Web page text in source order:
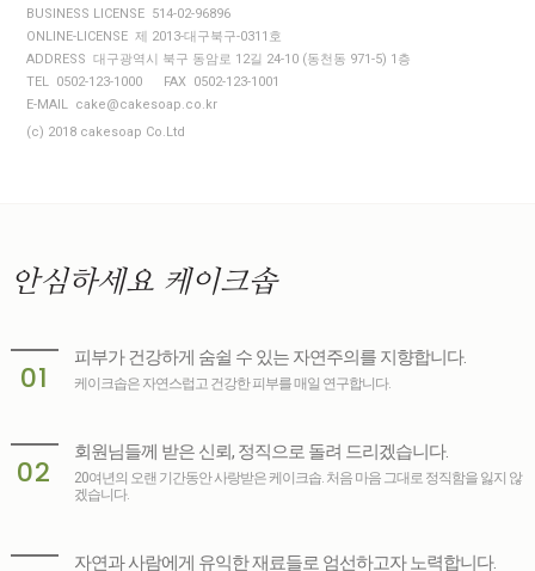
BUSINESS LICENSE 514-02-96896
ONLINE-LICENSE 제 2013-대구북구-0311호
ADDRESS 대구광역시 북구 동암로 12길 24-10 (동천동 971-5) 1층
TEL 0502-123-1000
FAX 0502-123-1001
E-MAIL cake@cakesoap.co.kr
(c) 2018 cakesoap Co.Ltd
안심하세요 케이크솝
01
피부가 건강하게 숨쉴 수 있는 자연주의를 지향합니다.
케이크솝은 자연스럽고 건강한 피부를 매일 연구합니다.
02
회원님들께 받은 신뢰, 정직으로 돌려 드리겠습니다.
20여년의 오랜 기간동안 사랑받은 케이크솝. 처음 마음 그대로 정직함을 잃지 않
겠습니다.
자연과 사람에게 유익한 재료들로 엄선하고자 노력합니다.